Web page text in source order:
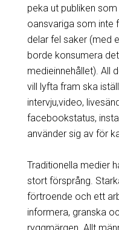
peka ut publiken
oansvariga som inte
delar fel saker (med
borde konsumera
medieinnehållet). All
vill lyfta fram ska
intervju,video,
facebookstatus,
använder sig av för
Traditionella medier
stort försprång.
förtroende och ett
informera, granska